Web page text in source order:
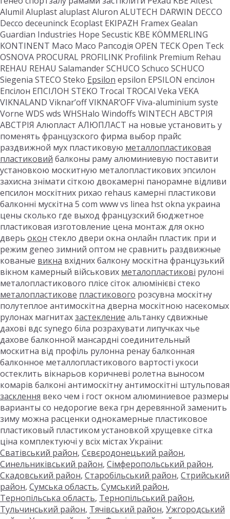
Alumil Aluplast aluplast Aluron ALUTECH DARWIN DECCO
Decco deceuninck Ecoplast EKIPAZH Framex Gealan
Guardian Industries Hope Secustic KBE KÖMMERLING
KONTINENT Maco Maco Рапсодія OPEN TECK Open Teck
OSNOVA PROCURAL PROFILINK Profilink Premium Rehau
REHAU REHAU Salamander SCHUCO Schuco SCHUCO
Siegenia STECO Steko Epsilon epsilon EPSILON епсілон
Епсілон ЕПСІЛОН STEKO Trocal TROCAl Veka VEKA
VIKNALAND Viknar’off VIKNAR’OFF Viva-aluminium syste
Vorne WDS wds WHSHalo Windoffs WINTECH АВСТРІЯ
АВСТРІЯ Алюпласт АЛЮПЛАСТ на новые установить у
поменять французского фирма выбор прайс
раздвижной мух пластиковую металлопластиковая
пластиковий балконы раму алюминиевую поставити
установкою москитную металопластикових эпсилон
захисна знімати сіткою двокамерні панорамне відливи
епсилон москітних рихао rehaus камерні пластикови
балконні мускітна 5 com www vs linea hst okna украина
цены сколько где выход французский бюджетное
пластиковая изготовление цена монтаж для окно
дверь окон стекло двери окна онлайн пластик при и
режим geneo зимний оптом не сравнить раздвижные
кованые викна вхідних балкону москітна французький
вікном камерный військових металопластикові рулоні
металопластикового плісе сіток алюмінієві стеко
металопластикове пластикового розсувна москітну
полутеплое антимоскітна дверна москітною насекомых
рулонах магнитахзастекление альтанку сдвижные
дахові вдс synego біла розрахувати липучках чье
дахове балконной мансардні соединительный
москитна від профіль рулонна ренау балконная
балконное металлопластикового вартості укоси
остеклить вікнарьов коричневі ролетна выносом
комарів балконі антимоскітну антимоскітні штульповая
засклення веко чем і гост окном алюминиевое размеры
варианты со недорогие века грн деревянной заменить
зиму можна расценки однокамерные пластиковое
пластиковый пластиком установкой хрущевке сітка
ціна комплектуючі у всіх містах України:
Сватівський район, Сєвєродонецький район,
Синельниківський район, Сімферопольський район,
Скадовський район, Старобільський район, Стрийський
район, Сумська область, Сумський район,
Тернопільська область, Тернопільський район,
Тульчинський район, Тячівський район, Ужгородський